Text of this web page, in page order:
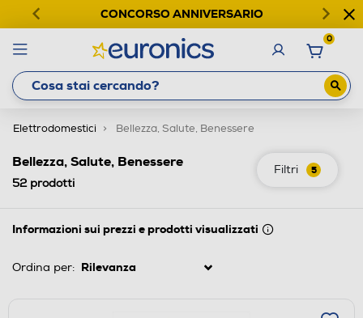
CONCORSO ANNIVERSARIO
0
Elettrodomestici Bellezza, Salute, Benessere
Filtri 5
Bellezza, Salute, Benessere
52prodotti
Informazioni sui prezzi e prodotti visualizzati
Ordina per: